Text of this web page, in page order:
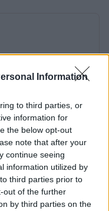
Information
to third parties, or
information for
the below opt-out
note that after your
continue seeing
information utilized by
third parties prior to
out of the further
by third parties on the